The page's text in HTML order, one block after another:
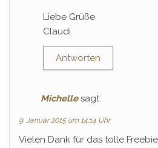
Liebe Grüße
Claudi
Antworten
Michelle sagt:
9. Januar 2015 um 14:14 Uhr
Vielen Dank für das tolle